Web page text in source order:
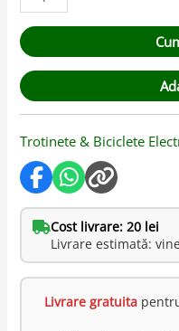
Trotinete & Biciclete
Cost livrare: 20 lei
Livrare estimată:
Livrare gratuita